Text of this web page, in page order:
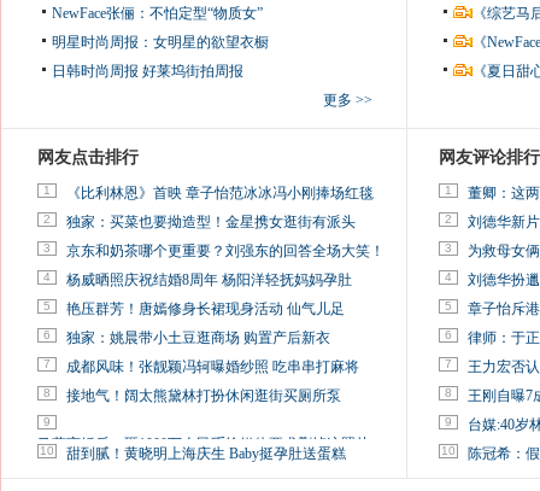
NewFace张俪：不怕定型“物质女”
明星时尚周报：女明星的欲望衣橱
日韩时尚周报 好莱坞街拍周报
更多 >>
《综艺
《
《夏日
网友点击排行
1 《比利林恩》首映 章子怡范冰冰冯小刚捧场红毯
2 独家：买菜也要拗造型！金星携女逛街有派头
3 京东和奶茶哪个更重要？刘强东的回答全场大笑！
4 杨威晒照庆祝结婚8周年 杨阳洋轻抚妈妈孕肚
5 艳压群芳！唐嫣修身长裙现身活动 仙气儿足
6 独家：姚晨带小土豆逛商场 购置产后新衣
7 成都风味！张靓颖冯轲曝婚纱照 吃串串打麻将
8 接地气！阔太熊黛林打扮休闲逛街买厕所泵
9
马蓉离婚后，砸1000万人民币给媒体要求删掉这照片
10 甜到腻！黄晓明上海庆生 Baby挺孕肚送蛋糕
网友评论排行
1 董卿：这
2 刘德华新
3 为救母女
4 刘德华扮
5 章子怡斥
6 律师：于
7 王力宏否
8 王刚自曝7
9 台媒:40岁
10 陈冠希：